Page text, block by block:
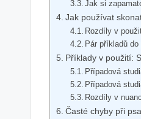
Jak si
Jak používat
Rozdíly v
Pár příkladů do
Příklady v použití:
Případová
Případová
Rozdíly v
Časté chyby při